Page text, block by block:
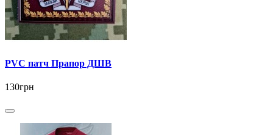
PVC патч Прапор ДШВ
130грн